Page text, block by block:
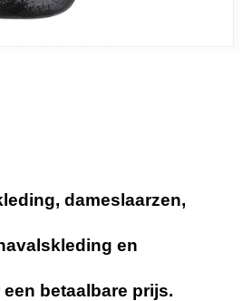
dameslaarzen,
en
betaalbare prijs.